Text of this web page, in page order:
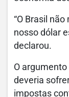
“O Brasil
nosso dólar
declarou.
O
deveria
impostas